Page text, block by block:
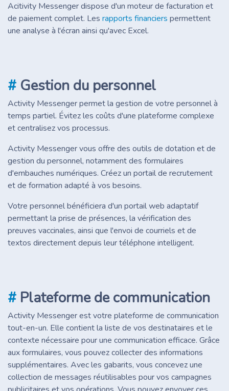
Acitivity Messenger dispose d'un moteur de facturation et
de paiement complet. Les rapports financiers permettent
une analyse à l'écran ainsi qu'avec Excel.
# Gestion du personnel
Activity Messenger permet la gestion de votre personnel à
temps partiel. Évitez les coûts d'une plateforme complexe
et centralisez vos processus.
Activity Messenger vous offre des outils de dotation et de
gestion du personnel, notamment des formulaires
d'embauches numériques. Créez un portail de recrutement
et de formation adapté à vos besoins.
Votre personnel bénéficiera d'un portail web adaptatif
permettant la prise de présences, la vérification des
preuves vaccinales, ainsi que l'envoi de courriels et de
textos directement depuis leur téléphone intelligent.
# Plateforme de communication
Activity Messenger est votre plateforme de communication
tout-en-un. Elle contient la liste de vos destinataires et le
contexte nécessaire pour une communication efficace. Grâce
aux formulaires, vous pouvez collecter des informations
supplémentaires. Avec les gabarits, vous concevez une
collection de messages réutilisables pour vos campagnes